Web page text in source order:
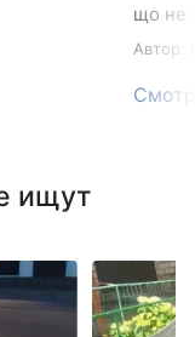
що не
Автор:
ищут